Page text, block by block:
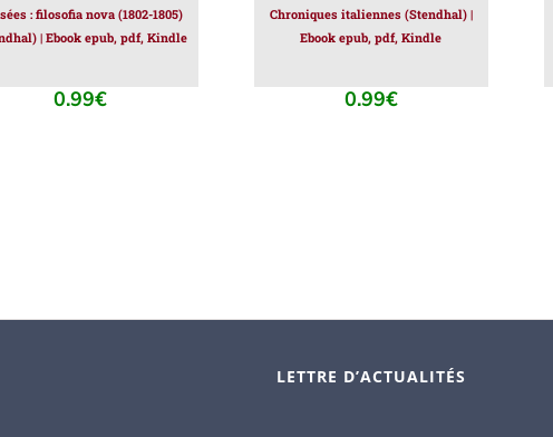
: filosofia nova (1802-1805)
| Ebook epub, pdf, Kindle
0.99€
Chroniques italiennes (Stendhal) |
Ebook epub, pdf, Kindle
0.99€
LETTRE D’ACTUALITÉS